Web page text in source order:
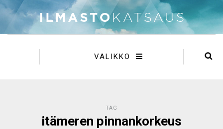
VALIKKO
TAG
itämeren pinnankorkeus